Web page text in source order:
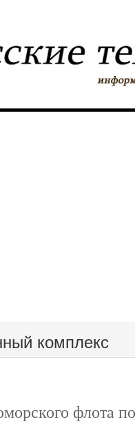
комплекс
флота